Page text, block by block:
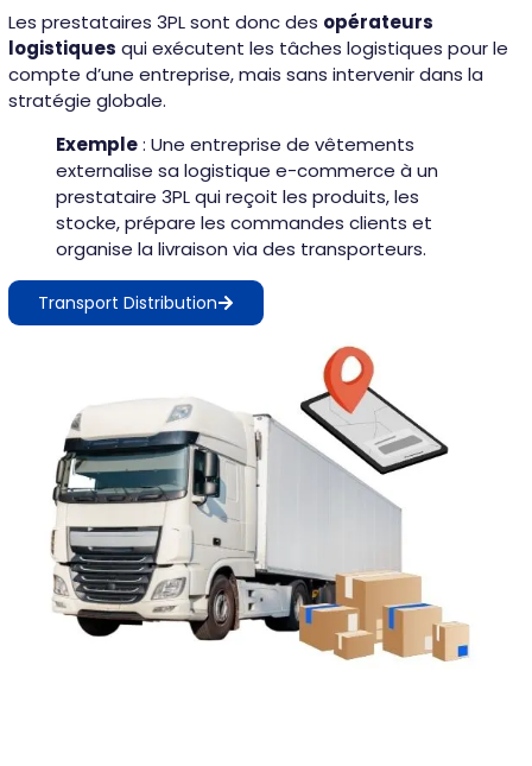
Les prestataires 3PL sont donc des opérateurs
logistiques qui exécutent les tâches logistiques pour le
compte d’une entreprise, mais sans intervenir dans la
stratégie globale.
Exemple: Une entreprise de vêtements
externalise sa logistique e-commerce à un
prestataire 3PL qui reçoit les produits, les
stocke, prépare les commandes clients et
organise la livraison via des transporteurs.
Transport Distribution